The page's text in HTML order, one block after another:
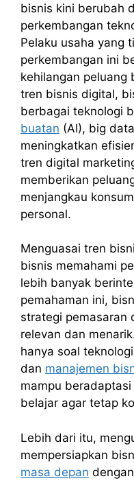
bisnis kini berubah
perkembangan
Pelaku usaha yang
perkembangan ini
kehilangan peluang
tren bisnis digital,
berbagai teknologi
buatan (AI), big
meningkatkan
tren digital
memberikan
menjangkau
personal.
Menguasai tren
bisnis memahami
lebih banyak
pemahaman ini,
strategi pemasaran
relevan dan
hanya soal
dan manajemen
mampu
belajar agar tetap
Lebih dari itu,
mempersiapkan
masa depan